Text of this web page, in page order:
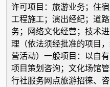
许可项目：旅游业务；住
工程施工；演出经纪；道
务；网络文化经营；技术
理（依法须经批准的项目
营活动）一般项目：以自
项目策划咨询；文化场馆
行社服务网点旅游招徕、